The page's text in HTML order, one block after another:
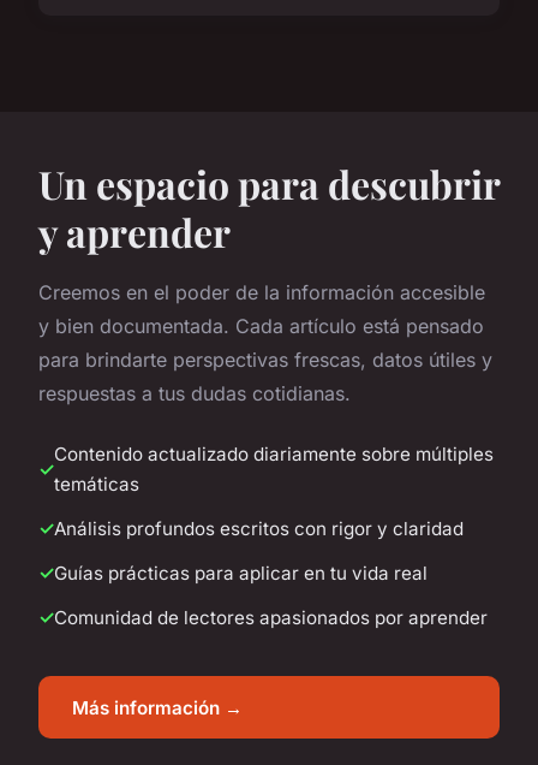
Un espacio para descubrir
y aprender
Creemos en el poder de la información accesible
y bien documentada. Cada artículo está pensado
para brindarte perspectivas frescas, datos útiles y
respuestas a tus dudas cotidianas.
Contenido actualizado diariamente sobre múltiples
temáticas
Análisis profundos escritos con rigor y claridad
Guías prácticas para aplicar en tu vida real
Comunidad de lectores apasionados por aprender
Más información →